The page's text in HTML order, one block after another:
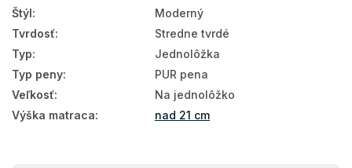
Penové matrace 120x200
Matrace tvrdosť H3
Tvrdé matrace 120x200
Štýl:
Moderný
Tvrdosť:
Stredne tvrdé
Typ:
Jednolôžka
Typ peny:
PUR pena
Veľkosť:
Na jednolôžko
Výška matraca: nad 21 cm